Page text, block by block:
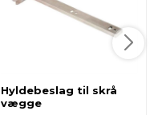
Hyldebeslag til skrå
vægge